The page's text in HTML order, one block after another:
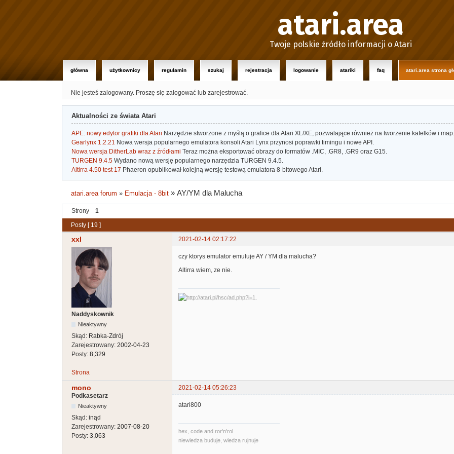
atari.area
Twoje polskie źródło informacji o Atari
główna użytkownicy regulamin szukaj rejestracja logowanie atariki faq atari.area strona
Nie jesteś zalogowany. Proszę się zalogować lub zarejestrować.
Aktualności ze świata Atari
APE: nowy edytor grafiki dla Atari Narzędzie stworzone z myślą o grafice dla Atari XL/XE, pozwalające również na tworzenie kafelków i map.
Gearlynx 1.2.21 Nowa wersja popularnego emulatora konsoli Atari Lynx przynosi poprawki timingu i nowe API.
Nowa wersja DitherLab wraz z źródłami Teraz można eksportować obrazy do formatów .MIC, .GR8, .GR9 oraz G15.
TURGEN 9.4.5 Wydano nową wersję popularnego narzędzia TURGEN 9.4.5.
Altirra 4.50 test 17 Phaeron opublikował kolejną wersję testową emulatora 8-bitowego Atari.
atari.area forum » Emulacja - 8bit »AY/YM dla Malucha
Strony
1
Posty [ 19 ]
xxl 2021-02-14 02:17:22
Naddyskownik
Nieaktywny
Skąd: Rabka-Zdrój
Zarejestrowany: 2002-04-23
Posty: 8,329
czy ktorys emulator emuluje AY / YM dla malucha?
Altirra wiem, ze nie.
Strona
mono
2021-02-14 05:26:23
Podkasetarz
Nieaktywny
Skąd: inąd
Zarejestrowany: 2007-08-20
Posty: 3,063
atari800
hex, code and ror'n'rol
niewiedza buduje, wiedza rujnuje